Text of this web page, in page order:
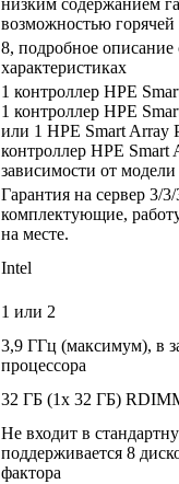
низким содержанием
возможностью
8, подробное описание
характеристиках
1 контроллер HPE
1 контроллер HPE
или 1 HPE Smart Array
контроллер HPE Smart
зависимости от модели
Гарантия на сервер 3/
комплектующие,
на месте.
Intel
1 или 2
3,9 ГГц (максимум), в
процессора
32 ГБ (1x 32 ГБ)
Не входит в
поддерживается 8
фактора